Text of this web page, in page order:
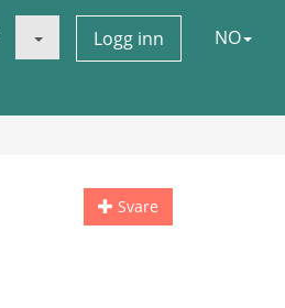
Logg inn NO
Svare